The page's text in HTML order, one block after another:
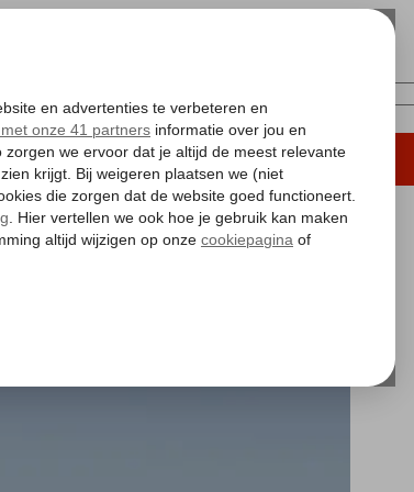
Geen
resultaten
Hoteltips Vakantie boeken